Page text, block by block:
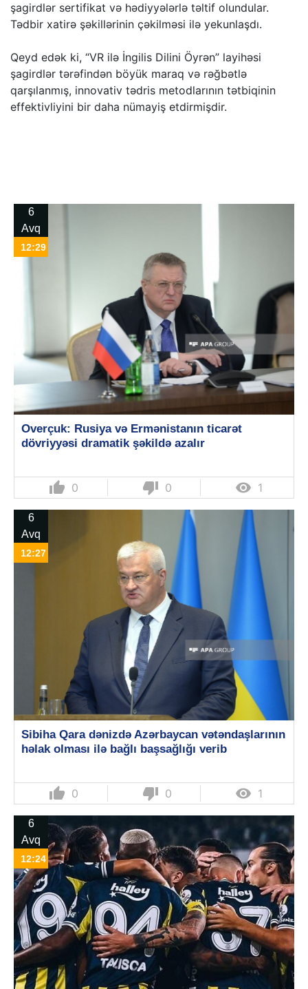
şagirdlər sertifikat və hədiyyələrlə təltif olundular.
Tədbir xatirə şəkillərinin çəkilməsi ilə yekunlaşdı.
Qeyd edək ki, “VR ilə İngilis Dilini Öyrən” layihəsi
şagirdlər tərəfindən böyük maraq və rəğbətlə
qarşılanmış, innovativ tədris metodlarının tətbiqinin
effektivliyini bir daha nümayiş etdirmişdir.
6
Avq
12:29
Overçuk: Rusiya və Ermənistanın ticarət
dövriyyəsi dramatik şəkildə azalır
thumb_up 0 thumb_down 0  1
6
Avq
12:27
Sibiha Qara dənizdə Azərbaycan vətəndaşlarının
həlak olması ilə bağlı başsağlığı verib
thumb_up 0 thumb_down 0  1
6
Avq
12:24